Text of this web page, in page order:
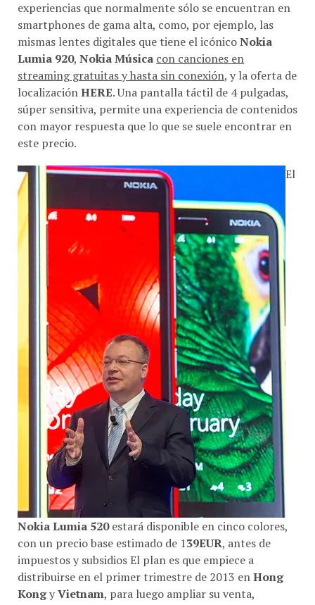
experiencias que normalmente sólo se encuentran en
smartphones de gama alta, como, por ejemplo, las
mismas lentes digitales que tiene el icónicoNokia
Lumia 920, Nokia Música con canciones en
streaming gratuitas y hasta sin conexión, y la oferta de
localizaciónHERE. Una pantalla táctil de 4 pulgadas,
súper sensitiva, permite una experiencia de contenidos
con mayor respuesta que lo que se suele encontrar en
este precio.
El
Nokia Lumia 520estará disponible en cinco colores,
con un precio base estimado de 139EUR, antes de
impuestos y subsidios El plan es que empiece a
distribuirse en el primer trimestre de 2013 enHong
KongyVietnam, para luego ampliar su venta,